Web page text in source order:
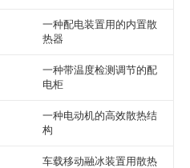
一种配电装置用的内置散
热器
一种带温度检测调节的配
电柜
一种电动机的高效散热结
构
车载移动融冰装置用散热